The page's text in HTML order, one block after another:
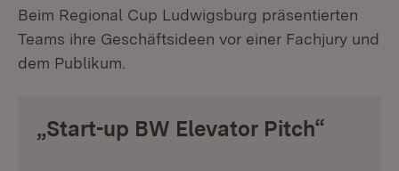
Beim Regional Cup Ludwigsburg präsentierten
Teams ihre Geschäftsideen vor einer Fachjury und
dem Publikum.
„Start-up BW Elevator Pitch“